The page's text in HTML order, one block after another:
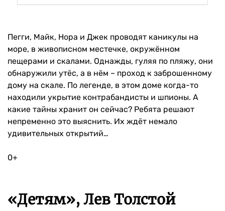
Пегги, Майк, Нора и Джек проводят каникулы на
море, в живописном местечке, окружённом
пещерами и скалами. Однажды, гуляя по пляжу, они
обнаружили утёс, а в нём – проход к заброшенному
дому на скале. По легенде, в этом доме когда-то
находили укрытие контрабандисты и шпионы. А
какие тайны хранит он сейчас? Ребята решают
непременно это выяснить. Их ждёт немало
удивительных открытий…
0+
«Детям», Лев Толстой